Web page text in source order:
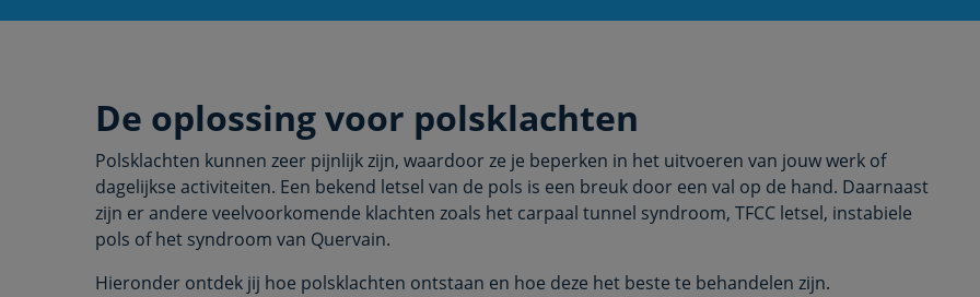
De oplossing voor polsklachten
Polsklachten kunnen zeer pijnlijk zijn, waardoor ze je beperken in het uitvoeren van jouw werk of
dagelijkse activiteiten. Een bekend letsel van de pols is een breuk door een val op de hand. Daarnaast
zijn er andere veelvoorkomende klachten zoals het carpaal tunnel syndroom, TFCC letsel, instabiele
pols of het syndroom van Quervain.
Hieronder ontdek jij hoe polsklachten ontstaan en hoe deze het beste te behandelen zijn.